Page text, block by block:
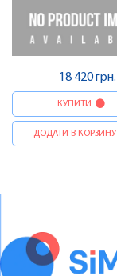
18 420 грн.
КУПИТИ
ДОДАТИ В КОРЗИНУ